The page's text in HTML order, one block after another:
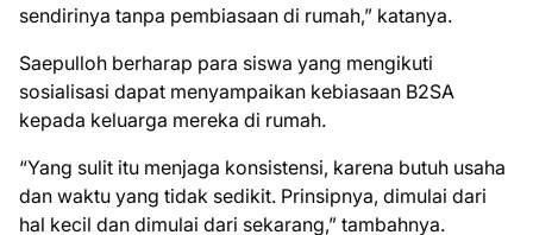
sendirinya tanpa pembiasaan di rumah,” katanya.
Saepulloh berharap para siswa yang mengikuti
sosialisasi dapat menyampaikan kebiasaan B2SA
kepada keluarga mereka di rumah.
“Yang sulit itu menjaga konsistensi, karena butuh usaha
dan waktu yang tidak sedikit. Prinsipnya, dimulai dari
hal kecil dan dimulai dari sekarang,” tambahnya.